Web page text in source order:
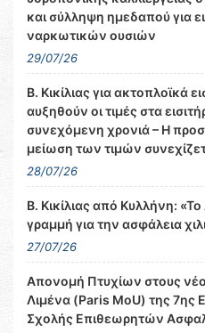
και σύλληψη ημεδαπού για
ναρκωτικών ουσιών
29/07/26
Β. Κικίλιας για ακτοπλοϊκά
αυξηθούν οι τιμές στα
συνεχόμενη χρονιά – Η
μείωση των τιμών
28/07/26
Β. Κικίλιας από Κυλλήνη:
γραμμή για την ασφάλεια
27/07/26
Απονομή Πτυχίων στους
Λιμένα (Paris MoU) της 7ης
Σχολής Επιθεωρητών